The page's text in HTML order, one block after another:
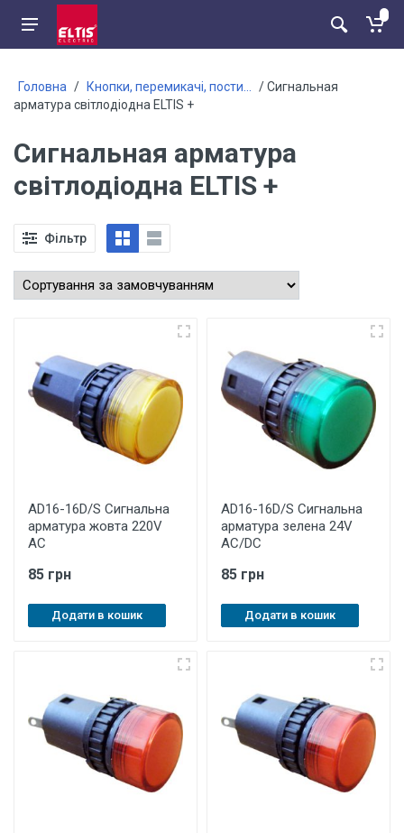
Головна / Кнопки, перемикачі, пости...
/ Сигнальная
арматура світлодіодна ELTIS +
Сигнальная арматура
світлодіодна ELTIS +
Фільтр
AD16-16D/S Cигнальна
арматура жовта 220V
AC
85 грн
Додати в кошик
AD16-16D/S Cигнальна
арматура зелена 24V
AC/DC
85 грн
Додати в кошик